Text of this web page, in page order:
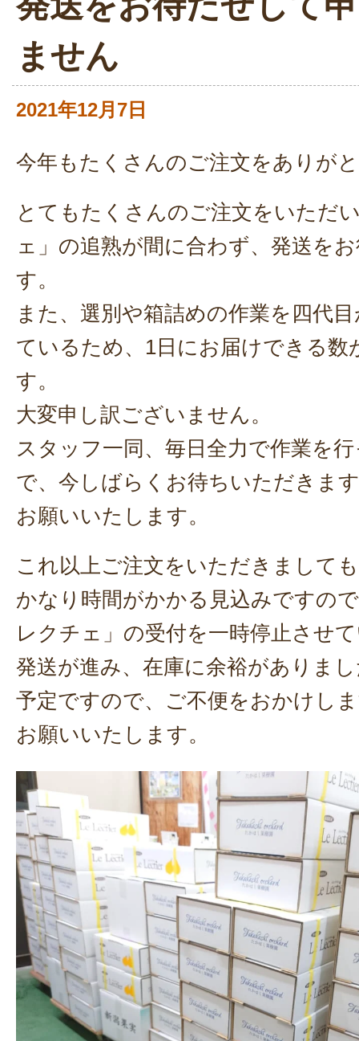
ません
2021年12月7日
今年もたくさんのご注文をありが
とてもたくさんのご注文をいただ
ェ」の追熟が間に合わず、発送を
す。
また、選別や箱詰めの作業を四代
ているため、1日にお届けできる数
す。
大変申し訳ございません。
スタッフ一同、毎日全力で作業を
で、今しばらくお待ちいただきま
お願いいたします。
これ以上ご注文をいただきまして
かなり時間がかかる見込みですの
レクチェ」の受付を一時停止させ
発送が進み、在庫に余裕がありま
予定ですので、ご不便をおかけし
お願いいたします。